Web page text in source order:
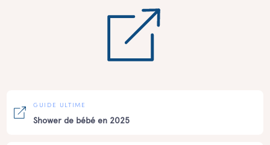
GUIDE ULTIME
Shower de bébé en 2025